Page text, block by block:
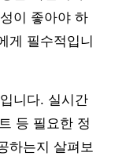
이 좋아야 하
게 필수적입니
니다. 실시간
등 필요한 정
하는지 살펴보